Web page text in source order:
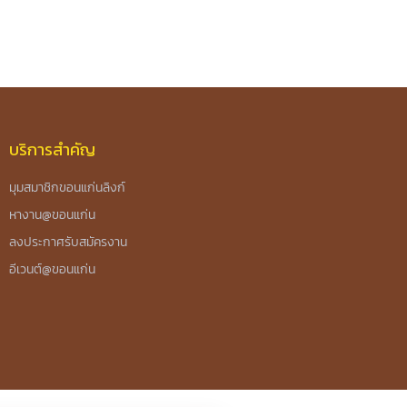
บริการสำคัญ
มุมสมาชิกขอนแก่นลิงก์
หางาน@ขอนแก่น
ลงประกาศรับสมัครงาน
อีเวนต์@ขอนแก่น